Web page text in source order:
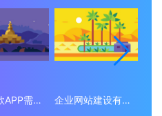
开发一款APP需要多少钱？ 企业网站建设有什么意义？为什么要做企业网站？